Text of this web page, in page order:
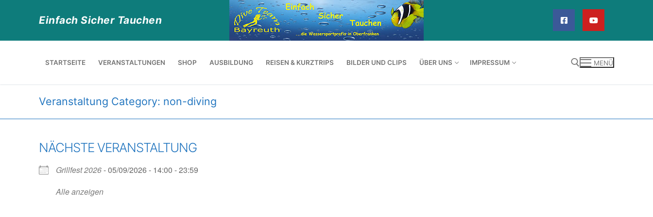
Einfach Sicher Tauchen
STARTSEITE VERANSTALTUNGEN SHOP AUSBILDUNG REISEN & KURZTRIPS BILDER UND CLIPS ÜBER UNS IMPRESSUM MENÜ
Veranstaltung Category: non-diving
NÄCHSTE VERANSTALTUNG
Grillfest 2026- 05/09/2026 - 14:00 - 23:59
Alle anzeigen